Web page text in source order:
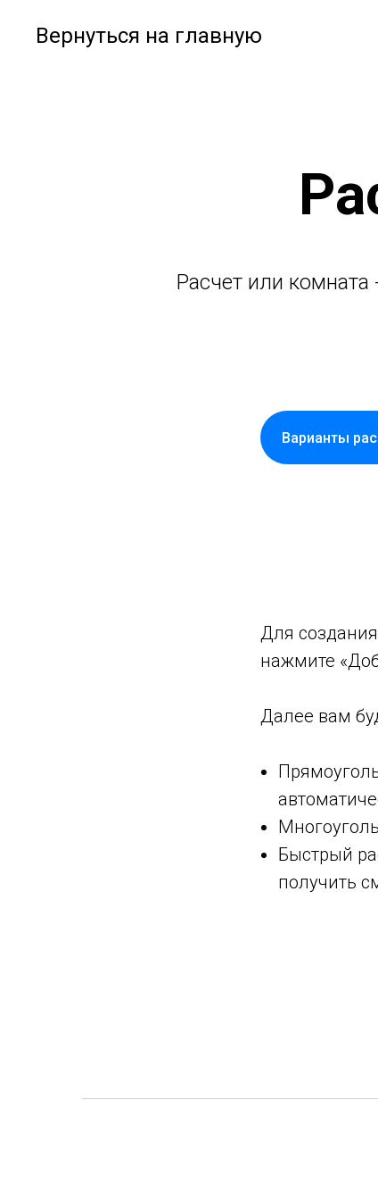
Вернуться на главную
Расчет или
Варианты
Для создания
нажмите
Далее вам
Быстрый
получить